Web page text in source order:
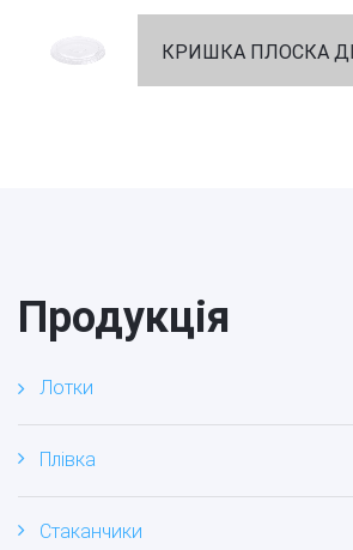
КРИШКА ПЛОСКА
Продукція
Лотки
Плівка
Стаканчики